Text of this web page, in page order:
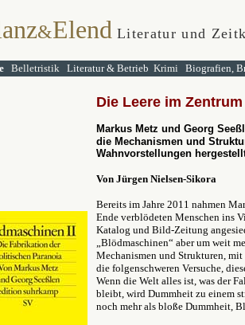
&Elend Literatur und
Belletristik Literatur & Betrieb Krimi Biografien,
Die Leere im
Markus Metz und Georg
die Mechanismen und
Wahnvorstellungen
Von Jürgen Nielsen-Sikora
Bereits im Jahre 2011 nahmen
Ende verblödeten Menschen ins
Katalog und Bild-Zeitung
„Blödmaschinen“ aber um weit
Mechanismen und Strukturen,
die folgenschweren Versuche,
Wenn die Welt alles ist, was der
bleibt, wird Dummheit zu einem
noch mehr als bloße Dummheit,